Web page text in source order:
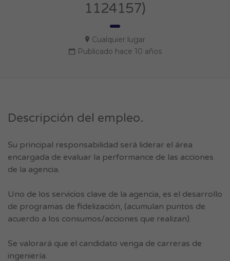
1124157)
Cualquier lugar
Publicado hace 10 años
Descripción del empleo.
Su principal responsabilidad será liderar el área
encargada de evaluar la performance de las acciones
de la agencia.
Uno de los servicios clave de la agencia, es el desarrollo
de programas de fidelización, (acumulan puntos de
acuerdo a los consumos/acciones que realizan).
Se valorará que el candidato venga de carreras de
ingeniería.